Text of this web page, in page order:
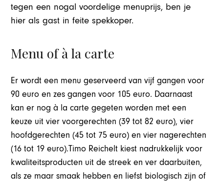
tegen een nogal voordelige menuprijs, ben je
hier als gast in feite spekkoper.
Menu of à la carte
Er wordt een menu geserveerd van vijf gangen voor
90 euro en zes gangen voor 105 euro. Daarnaast
kan er nog à la carte gegeten worden met een
keuze uit vier voorgerechten (39 tot 82 euro), vier
hoofdgerechten (45 tot 75 euro) en vier nagerechten
(16 tot 19 euro).Timo Reichelt kiest nadrukkelijk voor
kwaliteitsproducten uit de streek en ver daarbuiten,
als ze maar smaak hebben en liefst biologisch zijn of